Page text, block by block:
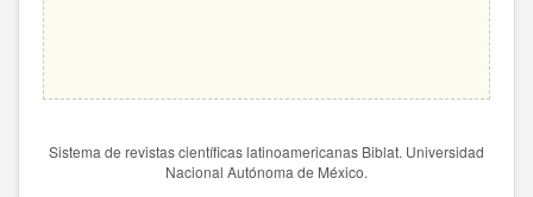
Sistema de revistas científicas latinoamericanas Biblat. Universidad
Nacional Autónoma de México.